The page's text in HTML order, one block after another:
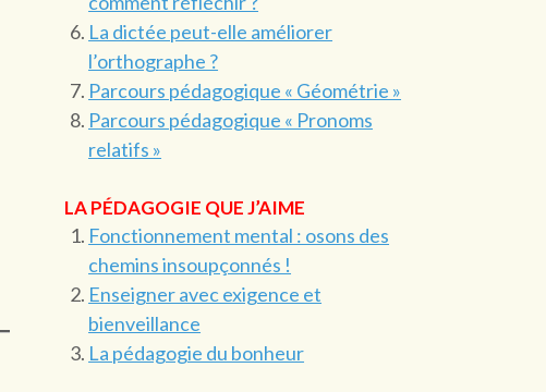
La dictée peut-elle améliorer
l’orthographe ?
Parcours pédagogique « Géométrie »
Parcours pédagogique « Pronoms
relatifs »
LA PÉDAGOGIE QUE J’AIME
Fonctionnement mental : osons des
chemins insoupçonnés !
Enseigner avec exigence et
bienveillance
La pédagogie du bonheur